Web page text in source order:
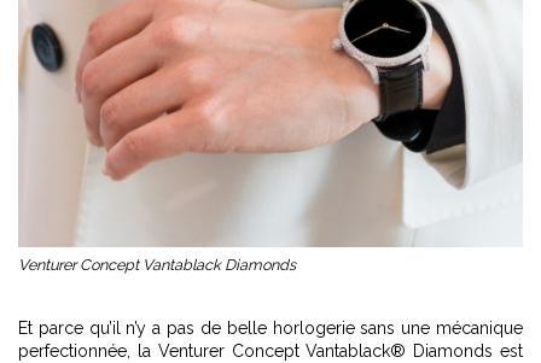
Venturer Concept Vantablack Diamonds
Et parce qu’il n’y a pas de belle horlogerie sans une mécanique
perfectionnée, la Venturer Concept Vantablack® Diamonds est